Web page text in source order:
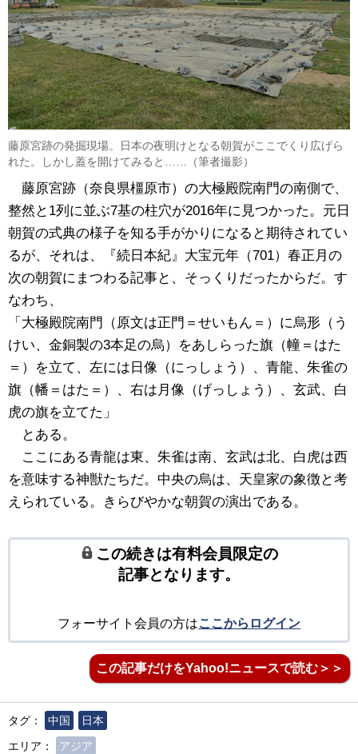
藤原宮跡の発掘現場。日本の夜明けとなる朝賀がここでくり広げら
れた。しかし蓋を開けてみると……（筆者撮影）
藤原宮跡（奈良県橿原市）の大極殿院南門の南側で、
整然と1列に並ぶ7基の柱穴が2016年に見つかった。元日
朝賀の式典の様子を知る手がかりになると期待されてい
るが、それは、『続日本紀』大宝元年（701）春正月の
次の朝賀にまつわる記事と、そっくりだったからだ。す
なわち、
「大極殿院南門（原文は正門＝せいもん＝）に烏形（う
けい、金銅製の3本足の烏）をあしらった旗（幢＝はた
＝）を立て、左には日像（にっしょう）、青龍、朱雀の
旗（幡＝はた＝）、右は月像（げっしょう）、玄武、白
虎の旗を立てた」
とある。
ここにある青龍は東、朱雀は南、玄武は北、白虎は西
を意味する神獣たちだ。中央の烏は、天皇家の象徴と考
えられている。きらびやかな朝賀の演出である。
この続きは有料会員限定の
記事となります。
フォーサイト会員の方はここからログイン
この記事だけをYahoo!ニュースで読む＞＞
タグ： 中国
日本
エリア：
アジア